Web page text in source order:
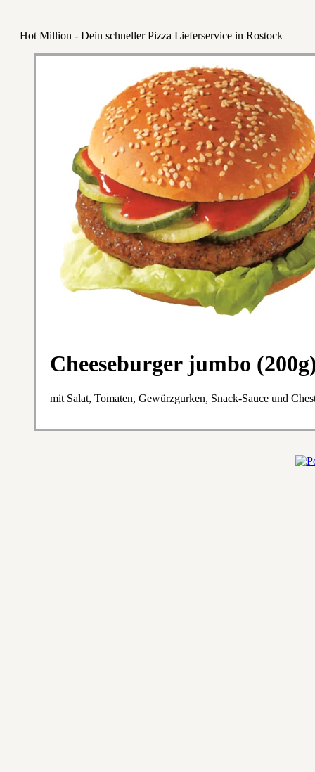
Hot Million - Dein schneller Pizza Lieferservice in Rostock
Cheeseburger jumbo
mit Salat, Tomaten, Gewürzgurken, Snack-Sauce und